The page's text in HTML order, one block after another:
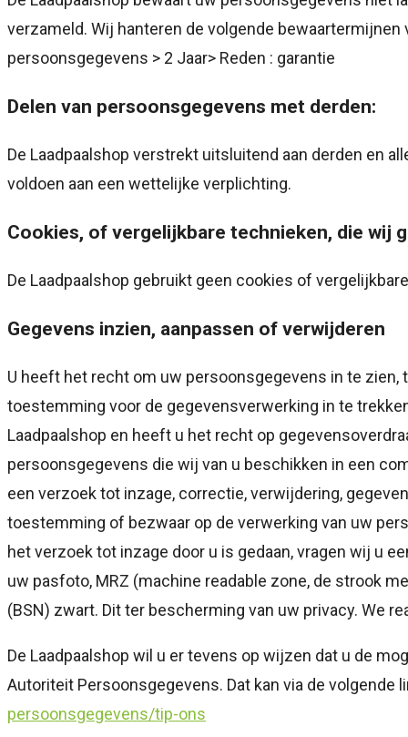
verzameld. Wij hanteren de volgende
persoonsgegevens > 2 Jaar> Reden : garantie
Delen van persoonsgegevens met derden:
De Laadpaalshop verstrekt uitsluitend aan derden en
voldoen aan een wettelijke verplichting.
Cookies, of vergelijkbare technieken, die wij
De Laadpaalshop gebruikt geen cookies of
Gegevens inzien, aanpassen of verwijderen
U heeft het recht om uw persoonsgegevens in te
toestemming voor de gegevensverwerking in te
Laadpaalshop en heeft u het recht op
persoonsgegevens die wij van u beschikken in een
een verzoek tot inzage, correctie, verwijdering,
toestemming of bezwaar op de verwerking van uw
het verzoek tot inzage door u is gedaan, vragen wij u
uw pasfoto, MRZ (machine readable zone, de strook
(BSN) zwart. Dit ter bescherming van uw privacy. We
De Laadpaalshop wil u er tevens op wijzen dat u de
Autoriteit Persoonsgegevens. Dat kan via de volgende
persoonsgegevens/tip-ons